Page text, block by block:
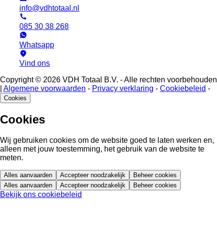
info@vdhtotaal.nl
085 30 38 268
Whatsapp
Vind ons
Copyright © 2026 VDH Totaal B.V. - Alle rechten voorbehouden
Algemene voorwaarden - Privacy verklaring - Cookiebeleid -
Cookies
Cookies
Wij gebruiken cookies om de website goed te laten werken en,
alleen met jouw toestemming, het gebruik van de website te
meten.
Alles aanvaarden Accepteer noodzakelijk
Beheer cookies
Alles aanvaarden
Accepteer noodzakelijk Beheer cookies
Bekijk ons cookiebeleid